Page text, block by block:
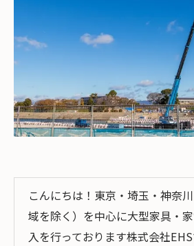
こんにちは！東京・埼玉・神奈
域を除く）を中心に大型家具・
入を行っております株式会社EHS